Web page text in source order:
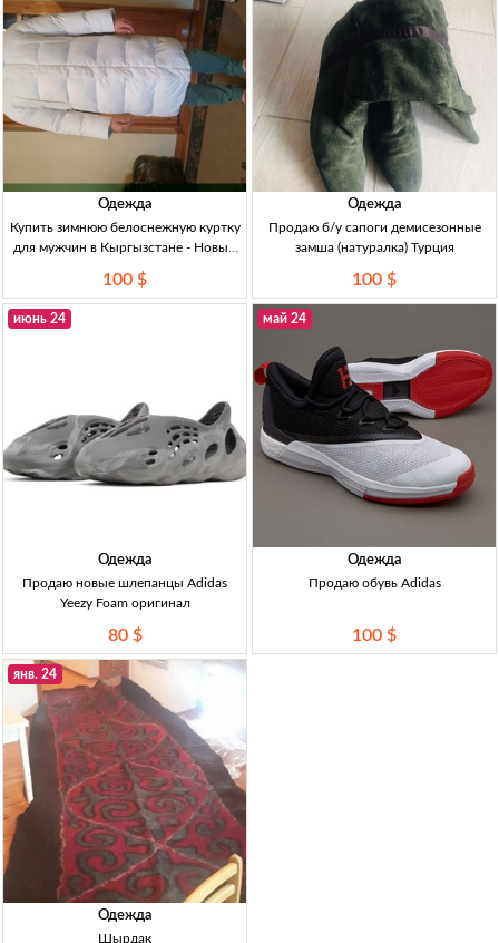
Одежда
Купить зимнюю белоснежную куртку
для мужчин в Кыргызстане - Новый
качества, теплая, практически новая.
Цена 4990 сом.
100 $
Одежда
Продаю б/у сапоги демисезонные
замша (натуралка) Турция
100 $
июнь 24
Одежда
Продаю новые шлепанцы Adidas
Yeezy Foam оригинал
80 $
май 24
Одежда
Продаю обувь Adidas
100 $
янв. 24
Одежда
Шырдак